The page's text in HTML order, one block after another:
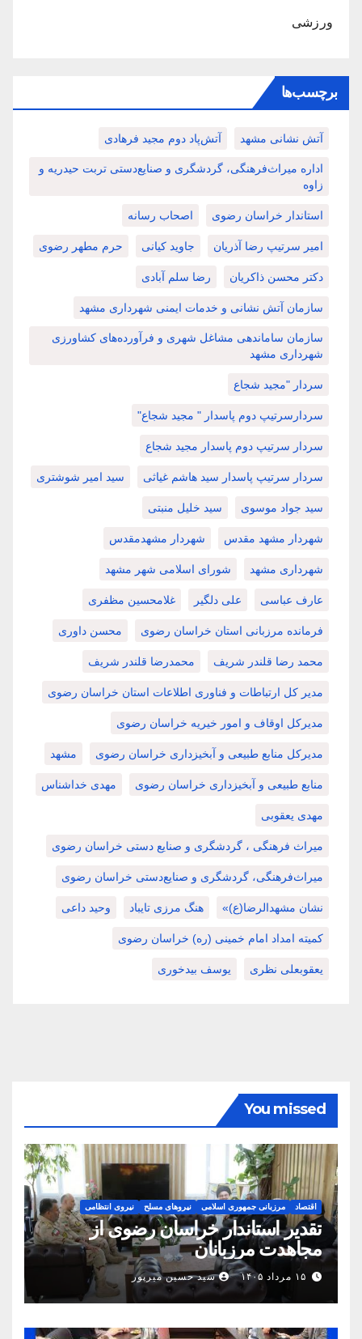
ورزشی
برچسب‌ها
آتش نشانی مشهد آتش‌پاد دوم مجید فرهادی
اداره میراث‌فرهنگی، گردشگری و صنایع‌دستی تربت حیدریه و
زاوه
استاندار خراسان رضوی اصحاب رسانه
امیر سرتیپ رضا آذریان جاوید کیانی حرم مطهر رضوی
دکتر محسن ذاکریان رضا سلم آبادی
سازمان آتش نشانی و خدمات ایمنی شهرداری مشهد
سازمان ساماندهی مشاغل شهری و فرآورده‌های کشاورزی
شهرداری مشهد
سردار "مجید شجاع
سردارسرتیپ دوم پاسدار " مجید شجاع"
سردار سرتیپ دوم پاسدار مجید شجاع
سردار سرتیپ پاسدار سید هاشم غیاثی سید امیر شوشتری
سید جواد موسوی سید خلیل منبتی
شهردار مشهد مقدس شهردار مشهدمقدس
شهرداری مشهد شورای اسلامی شهر مشهد
عارف عباسی علی دلگیر غلامحسین مظفری
فرمانده مرزبانی استان خراسان رضوی محسن داوری
محمد رضا قلندر شریف محمدرضا قلندر شریف
مدیر کل ارتباطات و فناوری اطلاعات استان خراسان رضوی
مدیرکل اوقاف و امور خیریه خراسان رضوی
مدیرکل منابع طبیعی و آبخیزداری خراسان رضوی مشهد
منابع طبیعی و آبخیزداری خراسان رضوی مهدی خداشناس
مهدی یعقوبی
میراث فرهنگی ، گردشگری و صنایع دستی خراسان رضوی
میراث‌فرهنگی، گردشگری و صنایع‌دستی خراسان رضوی
نشان مشهدالرضا(ع)» هنگ مرزی تایباد وحید داعی
کمیته امداد امام خمینی (ره) خراسان رضوی
یعقوبعلی نظری یوسف بیدخوری
You missed
اقتصاد مرزبانی جمهوری اسلامی نیروهای مسلح نیروی انتظامی
تقدیر استاندار خراسان رضوی از
مجاهدت مرزبانان
۱۵ مرداد ۱۴۰۵ سید حسین میرپور